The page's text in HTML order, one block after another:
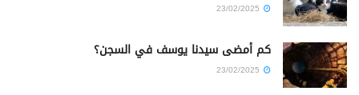
كم أمضى سيدنا يوسف في السجن؟